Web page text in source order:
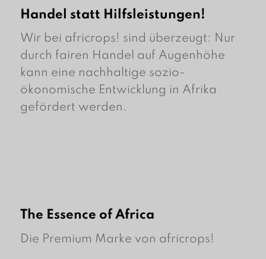
Handel statt Hilfsleistungen!
Wir bei africrops! sind überzeugt: Nur
durch fairen Handel auf Augenhöhe
kann eine nachhaltige sozio-
ökonomische Entwicklung in Afrika
gefördert werden.
The Essence of Africa
Die Premium Marke von africrops!